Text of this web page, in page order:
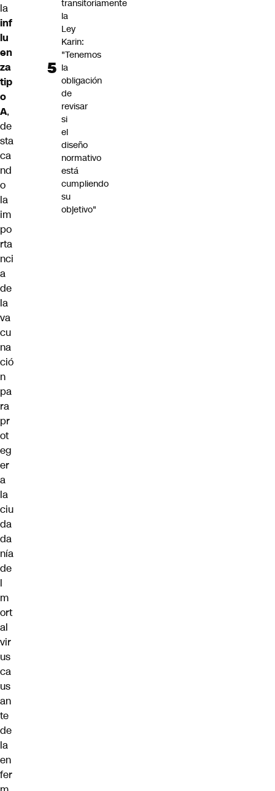
la
inf
lu
en
za
tip
o
A,
de
sta
ca
nd
o
la
im
po
rta
nci
a
de
la
va
cu
na
ció
n
pa
ra
pr
ot
eg
er
a
la
ciu
da
da
nía
de
l
m
ort
al
vir
us
ca
us
an
te
de
la
en
fer
transitoriamente
la
Ley
Karin:
"Tenemos
la
obligación
de
revisar
si
el
diseño
normativo
está
cumpliendo
su
objetivo"